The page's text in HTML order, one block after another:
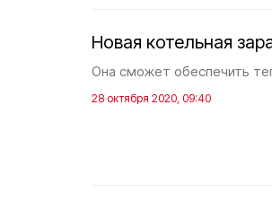
Новая котельная
Она сможет обеспечить
28 октября 2020, 09:40